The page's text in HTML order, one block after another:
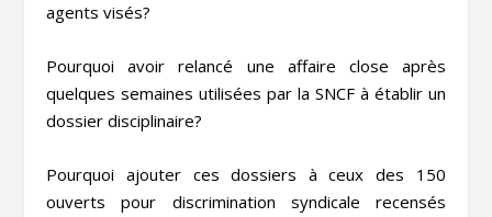
agents visés?
Pourquoi avoir relancé une affaire close après
quelques semaines utilisées par la SNCF à établir un
dossier disciplinaire?
Pourquoi ajouter ces dossiers à ceux des 150
ouverts pour discrimination syndicale recensés